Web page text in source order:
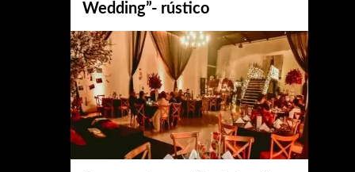
Wedding”- rústico